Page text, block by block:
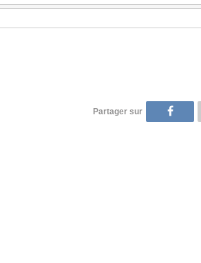
Partager sur